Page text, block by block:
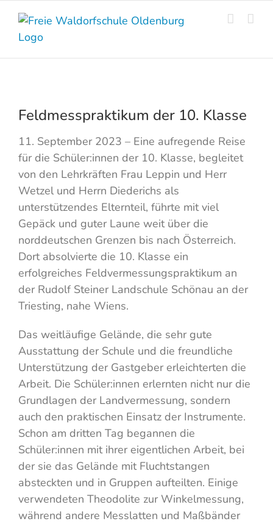
content
Feldmesspraktikum der 10. Klasse
11. September 2023 – Eine aufregende Reise
für die Schüler:innen der 10. Klasse, begleitet
von den Lehrkräften Frau Leppin und Herr
Wetzel und Herrn Diederichs als
unterstützendes Elternteil, führte mit viel
Gepäck und guter Laune weit über die
norddeutschen Grenzen bis nach Österreich.
Dort absolvierte die 10. Klasse ein
erfolgreiches Feldvermessungspraktikum an
der Rudolf Steiner Landschule Schönau an der
Triesting, nahe Wiens.
Das weitläufige Gelände, die sehr gute
Ausstattung der Schule und die freundliche
Unterstützung der Gastgeber erleichterten die
Arbeit. Die Schüler:innen erlernten nicht nur die
Grundlagen der Landvermessung, sondern
auch den praktischen Einsatz der Instrumente.
Schon am dritten Tag begannen die
Schüler:innen mit ihrer eigentlichen Arbeit, bei
der sie das Gelände mit Fluchtstangen
absteckten und in Gruppen aufteilten. Einige
verwendeten Theodolite zur Winkelmessung,
während andere Messlatten und Maßbänder